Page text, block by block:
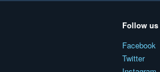
Follow us
Facebook
Twitter